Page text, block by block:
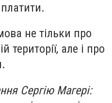
не тільки про
території, але і про
Сергію Магері: